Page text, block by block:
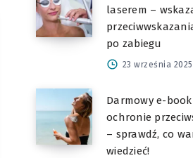
laserem –
po zabiegu
23 września 2025
Darmowy e-
ochronie
– sprawdź, co
wiedzieć!